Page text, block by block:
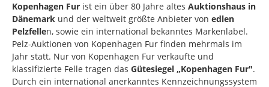
Kopenhagen Fur ist ein über 80 Jahre altes Auktionshaus in
Dänemark und der weltweit größte Anbieter von edlen
Pelzfellen, sowie ein international bekanntes Markenlabel.
Pelz-Auktionen von Kopenhagen Fur finden mehrmals im
Jahr statt. Nur von Kopenhagen Fur verkaufte und
klassifizierte Felle tragen das Gütesiegel „Kopenhagen Fur".
Durch ein international anerkanntes Kennzeichnungssystem